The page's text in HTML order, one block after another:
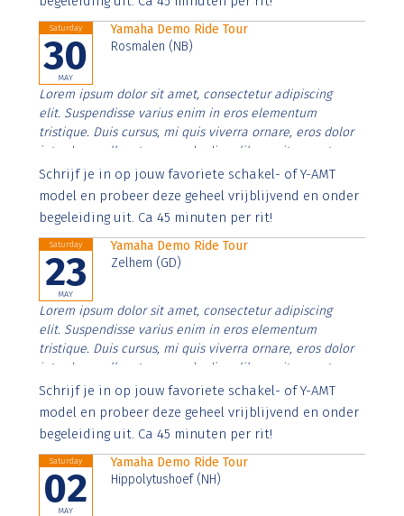
Saturday
30
MAY
Yamaha Demo Ride Tour
Rosmalen (NB)
Lorem ipsum dolor sit amet, consectetur adipiscing
elit. Suspendisse varius enim in eros elementum
tristique. Duis cursus, mi quis viverra ornare, eros dolor
interdum nulla, ut commodo diam libero vitae erat.
Aenean faucibus nibh et justo cursus id rutrum lorem
imperdiet. Nunc ut sem vitae risus tristique posuere.
Schrijf je in op jouw favoriete schakel- of Y-AMT
model en probeer deze geheel vrijblijvend en onder
begeleiding uit. Ca 45 minuten per rit!
Saturday
23
MAY
Yamaha Demo Ride Tour
Zelhem (GD)
Lorem ipsum dolor sit amet, consectetur adipiscing
elit. Suspendisse varius enim in eros elementum
tristique. Duis cursus, mi quis viverra ornare, eros dolor
interdum nulla, ut commodo diam libero vitae erat.
Aenean faucibus nibh et justo cursus id rutrum lorem
imperdiet. Nunc ut sem vitae risus tristique posuere.
Schrijf je in op jouw favoriete schakel- of Y-AMT
model en probeer deze geheel vrijblijvend en onder
begeleiding uit. Ca 45 minuten per rit!
Saturday
02
MAY
Yamaha Demo Ride Tour
Hippolytushoef (NH)